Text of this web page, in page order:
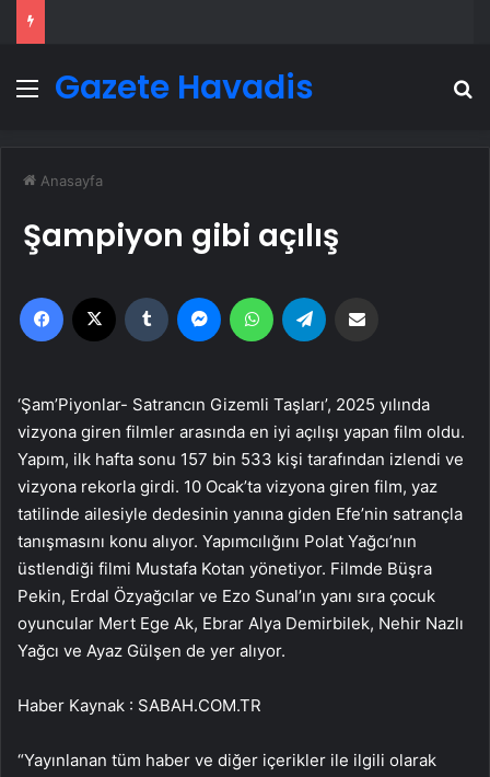
Menü
Gazete Havadis
Anasayfa
Şampiyon gibi açılış
Facebook Tumblr MessengerWhatsApp
‘Şam’Piyonlar- Satrancın Gizemli Taşları’, 2025 yılında
vizyona giren filmler arasında en iyi açılışı yapan film oldu.
Yapım, ilk hafta sonu 157 bin 533 kişi tarafından izlendi ve
vizyona rekorla girdi. 10 Ocak’ta vizyona giren film, yaz
tatilinde ailesiyle dedesinin yanına giden Efe’nin satrançla
tanışmasını konu alıyor. Yapımcılığını Polat Yağcı’nın
üstlendiği filmi Mustafa Kotan yönetiyor. Filmde Büşra
Pekin, Erdal Özyağcılar ve Ezo Sunal’ın yanı sıra çocuk
oyuncular Mert Ege Ak, Ebrar Alya Demirbilek, Nehir Nazlı
Yağcı ve Ayaz Gülşen de yer alıyor.
Haber Kaynak : SABAH.COM.TR
“Yayınlanan tüm haber ve diğer içerikler ile ilgili olarak